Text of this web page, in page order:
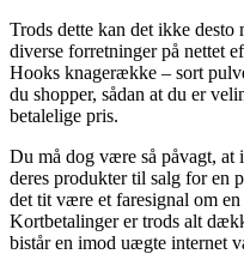
Trods dette kan det ikke
diverse forretninger på nettet
Hooks knagerække – sort
du shopper, sådan at du er
betalelige pris.
Du må dog være så påvagt,
deres produkter til salg for en
det tit være et faresignal om
Kortbetalinger er trods alt
bistår en imod uægte internet